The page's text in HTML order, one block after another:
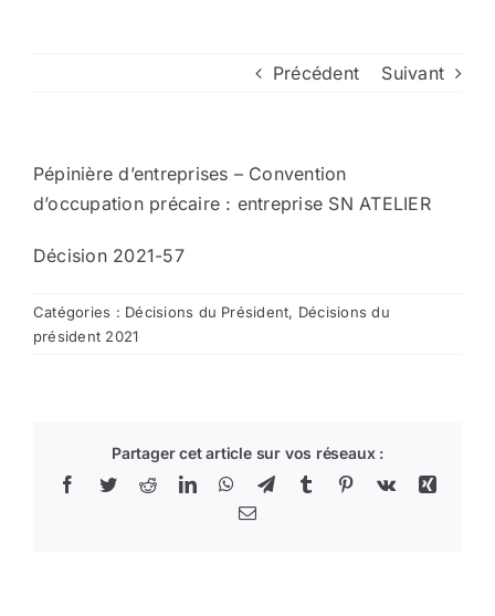
Nous contacter
Aller au site de la CCVG
Précédent Suivant
Pépinière d’entreprises – Convention
d’occupation précaire : entreprise SN ATELIER
Décision 2021-57
Catégories : Décisions du Président, Décisions du
président 2021
Partager cet article sur vos réseaux :
Facebook
TwitterRedditLinkedInWhatsApp
TelegramTumblr Pinterest
Vk
Xing
Email